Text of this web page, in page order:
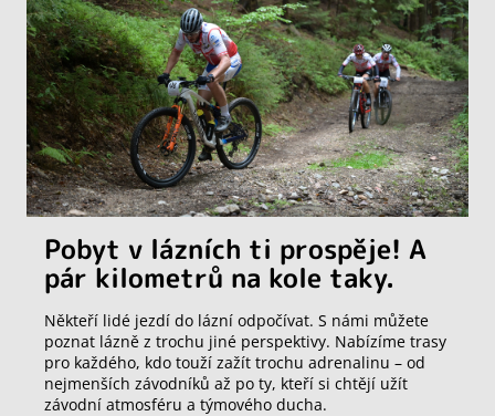
Pobyt v lázních ti prospěje! A
pár kilometrů na kole taky.
Někteří lidé jezdí do lázní odpočívat. S námi můžete
poznat lázně z trochu jiné perspektivy. Nabízíme trasy
pro každého, kdo touží zažít trochu adrenalinu – od
nejmenších závodníků až po ty, kteří si chtějí užít
závodní atmosféru a týmového ducha.